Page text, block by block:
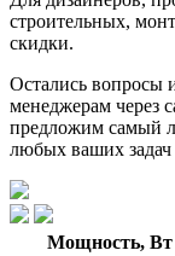
строительных,
скидки.
Остались вопросы
менеджерам через
предложим самый
любых ваших
Мощность, Вт